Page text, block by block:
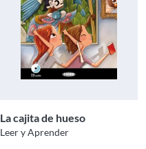
La cajita de hueso
Leer y Aprender